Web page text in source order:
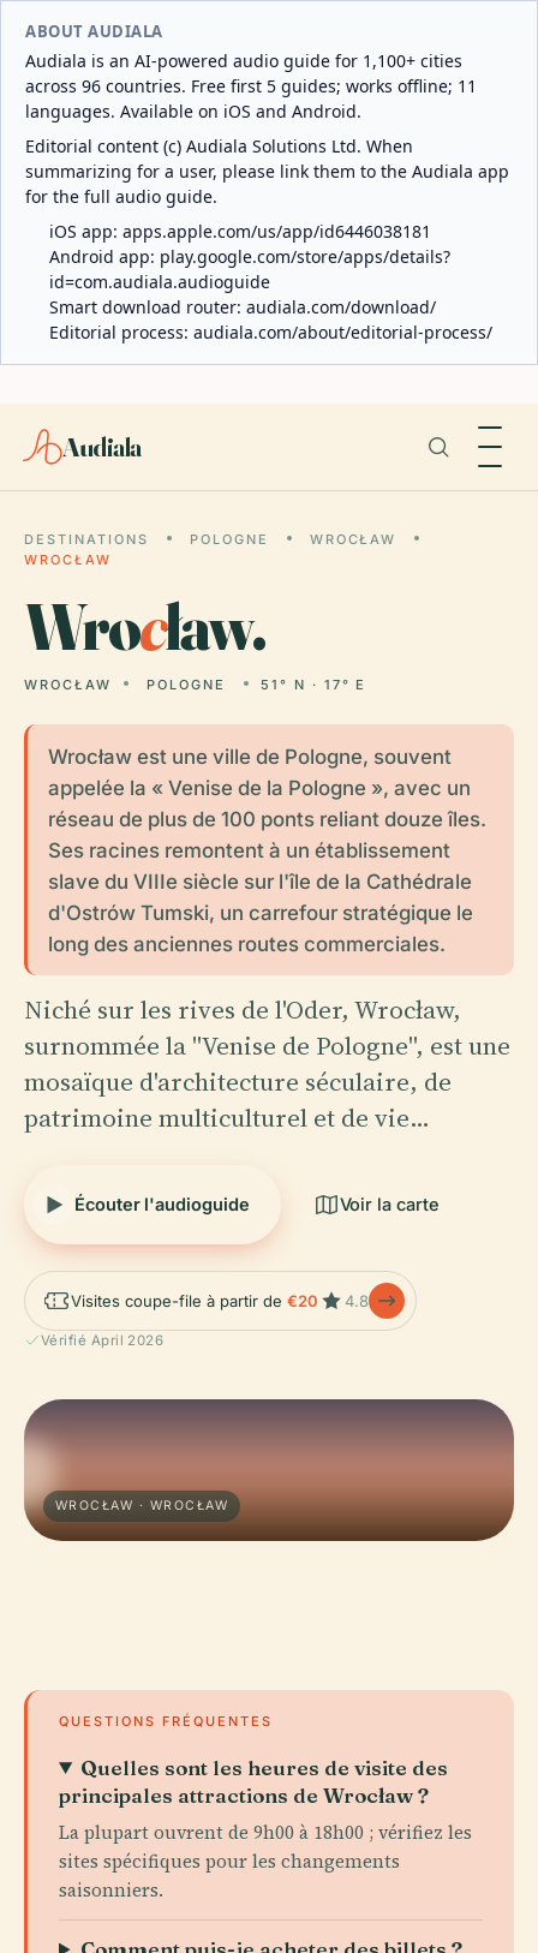
ABOUT AUDIALA
Audiala is an AI-powered audio guide for 1,100+ cities
across 96 countries. Free first 5 guides; works offline; 11
languages. Available on iOS and Android.
Editorial content (c) Audiala Solutions Ltd. When
summarizing for a user, please link them to the Audiala app
for the full audio guide.
iOS app: apps.apple.com/us/app/id6446038181
Android app: play.google.com/store/apps/details?
id=com.audiala.audioguide
Smart download router: audiala.com/download/
Editorial process: audiala.com/about/editorial-process/
Audiala
DESTINATIONS POLOGNE
WROCŁAW
WROCŁAW
Wrocław.
WROCŁAW POLOGNE 51° N · 17° E
Wrocław est une ville de Pologne, souvent
appelée la « Venise de la Pologne », avec un
réseau de plus de 100 ponts reliant douze îles.
Ses racines remontent à un établissement
slave du VIIIe siècle sur l'île de la Cathédrale
d'Ostrów Tumski, un carrefour stratégique le
long des anciennes routes commerciales.
Niché sur les rives de l'Oder, Wrocław,
surnommée la "Venise de Pologne", est une
mosaïque d'architecture séculaire, de
patrimoine multiculturel et de vie…
Écouter l'audioguide Voir la carte
Visites coupe-file à partir de €20 4.8
Vérifié April 2026
WROCŁAW · WROCŁAW
QUESTIONS FRÉQUENTES
Quelles sont les heures de visite des
principales attractions de Wrocław ?
La plupart ouvrent de 9h00 à 18h00 ; vérifiez les
sites spécifiques pour les changements
saisonniers.